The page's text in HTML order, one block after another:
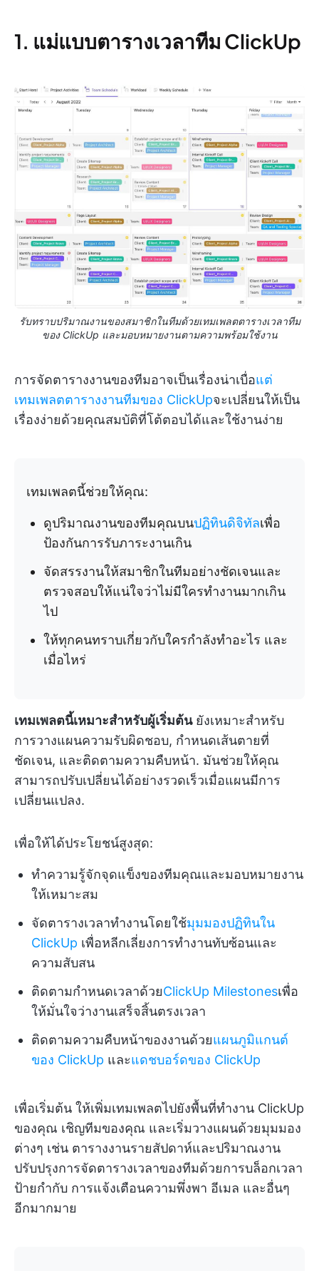
1. แม่แบบตารางเวลาทีม ClickUp
รับทราบปริมาณงานของสมาชิกในทีมด้วยเทมเพลตตารางเวลาทีม
ของ ClickUp และมอบหมายงานตามความพร้อมใช้งาน
การจัดตารางงานของทีมอาจเป็นเรื่องน่าเบื่อแต่
เทมเพลตตารางงานทีมของ ClickUpจะเปลี่ยนให้เป็น
เรื่องง่ายด้วยคุณสมบัติที่โต้ตอบได้และใช้งานง่าย
เทมเพลตนี้ช่วยให้คุณ:
ดูปริมาณงานของทีมคุณบนปฏิทินดิจิทัลเพื่อ
ป้องกันการรับภาระงานเกิน
จัดสรรงานให้สมาชิกในทีมอย่างชัดเจนและ
ตรวจสอบให้แน่ใจว่าไม่มีใครทำงานมากเกิน
ไป
ให้ทุกคนทราบเกี่ยวกับใครกำลังทำอะไร และ
เมื่อไหร่
เทมเพลตนี้เหมาะสำหรับผู้เริ่มต้นยังเหมาะสำหรับ
การวางแผนความรับผิดชอบ, กำหนดเส้นตายที่
ชัดเจน, และติดตามความคืบหน้า. มันช่วยให้คุณ
สามารถปรับเปลี่ยนได้อย่างรวดเร็วเมื่อแผนมีการ
เปลี่ยนแปลง.
เพื่อให้ได้ประโยชน์สูงสุด:
ทำความรู้จักจุดแข็งของทีมคุณและมอบหมายงาน
ให้เหมาะสม
จัดตารางเวลาทำงานโดยใช้มุมมองปฏิทินใน
ClickUp เพื่อหลีกเลี่ยงการทำงานทับซ้อนและ
ความสับสน
ติดตามกำหนดเวลาด้วยClickUp Milestonesเพื่อ
ให้มั่นใจว่างานเสร็จสิ้นตรงเวลา
ติดตามความคืบหน้าของงานด้วยแผนภูมิแกนต์
ของ ClickUp และแดชบอร์ดของ ClickUp
เพื่อเริ่มต้น ให้เพิ่มเทมเพลตไปยังพื้นที่ทำงาน ClickUp
ของคุณ เชิญทีมของคุณ และเริ่มวางแผนด้วยมุมมอง
ต่างๆ เช่น ตารางงานรายสัปดาห์และปริมาณงาน
ปรับปรุงการจัดตารางเวลาของทีมด้วยการบล็อกเวลา
ป้ายกำกับ การแจ้งเตือนความพึ่งพา อีเมล และอื่นๆ
อีกมากมาย